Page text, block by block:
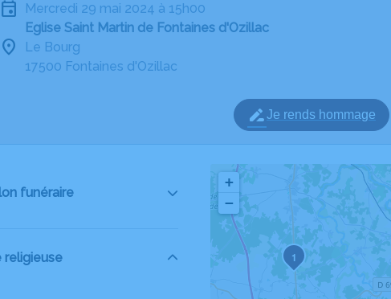
mercredi 29 mai 2024 à 15h00
Eglise Saint Martin de Fontaines d'Ozillac
Le Bourg
17500 Fontaines d'Ozillac
Je rends hommage
funéraire
religieuse 1
+
−